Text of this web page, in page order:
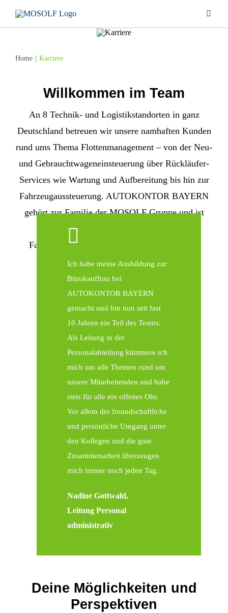
Inhalt
Toggle
DOWNLOAD
EN
Home Karriere
Willkommen im Team
An 8 Technik- und Logistikstandorten in ganz
Deutschland betreuen wir unsere namhaften Kunden
rund ums Thema Flottenmanagement – von der Neu-
und Gebrauchtwageneinsteuerung über Rückläufer-
Services wie Wartung und Aufbereitung bis hin zur
Fahrzeugaussteuerung. AUTOKONTOR BAYERN
gehört zur Familie der MOSOLF Gruppe und ist
somit Mitglied eines der größten
Fahrzeuglogistikunternehmen in ganz Europa.
Ich habe meine Ausbildung zur
Bürokauffrau bei
AUTOKONTOR BAYERN
gemacht und bin nun seit fast
10 Jahren ein Teil des Teams.
Als Leitung in der
Personalabteilung kümmere ich
mich um alle Themen rund um
unsere Mitarbeitenden und habe
stets für alle ein offenes Ohr.
Vor allem der freundschaftliche
und persönliche Umgang unter
den Kollegen und die gute
Zusammenarbeit überzeugen
mich immer noch jeden Tag.
Nadine Gottwald,
Leitung Personal
administrativ
Deine Möglichkeiten und
Perspektiven